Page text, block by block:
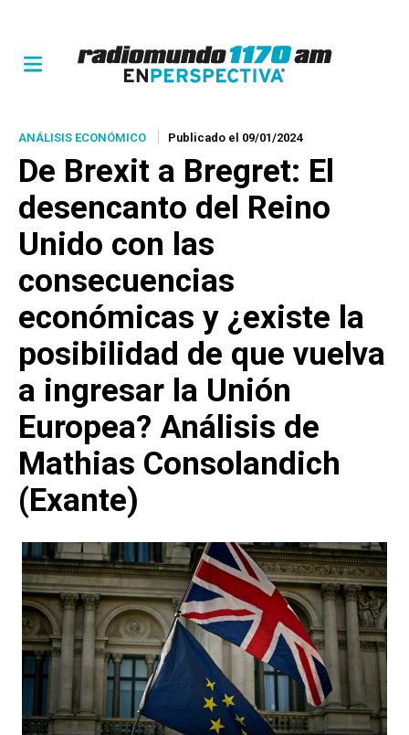
ANÁLISIS ECONÓMICO Publicado el 09/01/2024
De Brexit a Bregret: El
desencanto del Reino
Unido con las
consecuencias
económicas y ¿existe la
posibilidad de que vuelva
a ingresar la Unión
Europea? Análisis de
Mathias Consolandich
(Exante)